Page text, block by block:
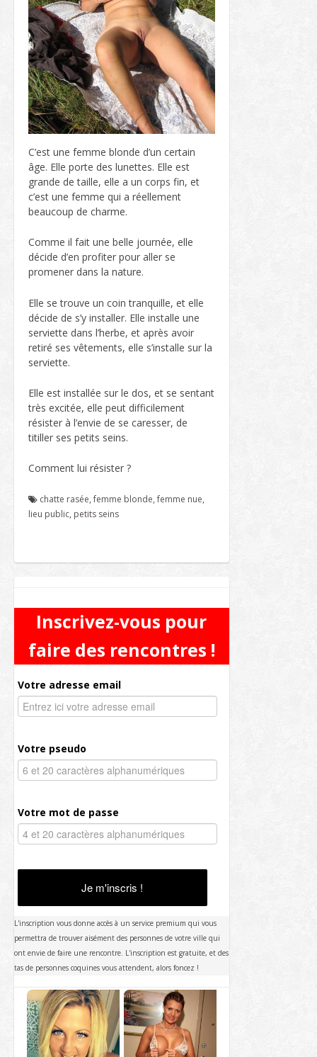
C’est une femme blonde d’un certain
âge. Elle porte des lunettes. Elle est
grande de taille, elle a un corps fin, et
c’est une femme qui a réellement
beaucoup de charme.
Comme il fait une belle journée, elle
décide d’en profiter pour aller se
promener dans la nature.
Elle se trouve un coin tranquille, et elle
décide de s’y installer. Elle installe une
serviette dans l’herbe, et après avoir
retiré ses vêtements, elle s’installe sur la
serviette.
Elle est installée sur le dos, et se sentant
très excitée, elle peut difficilement
résister à l’envie de se caresser, de
titiller ses petits seins.
Comment lui résister ?
chatte rasée,femme blonde,femme nue,
lieu public, petits seins
Inscrivez-vous pour
faire des rencontres !
Votre adresse email
Votre pseudo
Votre mot de passe
Je m'inscris !
L'inscription vous donne accès à un service premium qui vous
permettra de trouver aisément des personnes de votre ville qui
ont envie de faire une rencontre. L'inscription est gratuite, et des
tas de personnes coquines vous attendent, alors foncez !